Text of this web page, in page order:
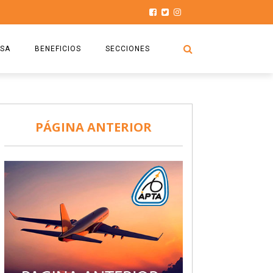
BENEFICIOS
COMISIÓN
SECCIONES
SEGURIDAD AÉREA
TURISMO Y RECREACIÓN
VIDEOS
PÁGINA ANTERIOR